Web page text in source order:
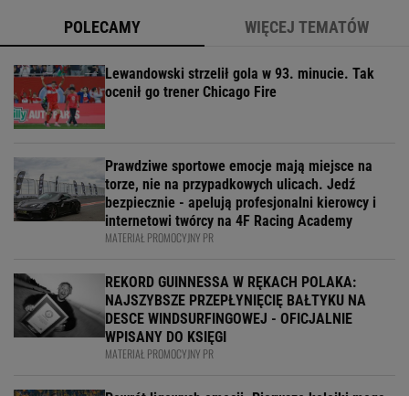
POLECAMY WIĘCEJ TEMATÓW
Lewandowski strzelił gola w 93. minucie. Tak
ocenił go trener Chicago Fire
Prawdziwe sportowe emocje mają miejsce na
torze, nie na przypadkowych ulicach. Jedź
bezpiecznie - apelują profesjonalni kierowcy i
internetowi twórcy na 4F Racing Academy
MATERIAŁ PROMOCYJNY PR
REKORD GUINNESSA W RĘKACH POLAKA:
NAJSZYBSZE PRZEPŁYNIĘCIĘ BAŁTYKU NA
DESCE WINDSURFINGOWEJ - OFICJALNIE
WPISANY DO KSIĘGI
MATERIAŁ PROMOCYJNY PR